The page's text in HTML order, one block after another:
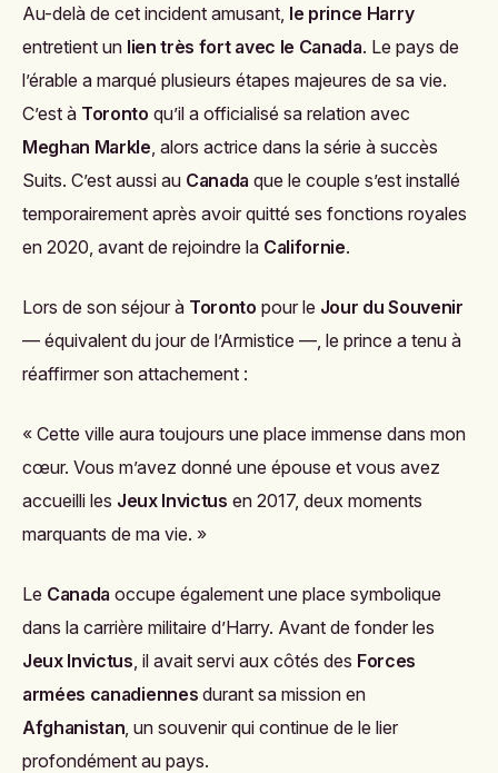
Au-delà de cet incident amusant, le prince Harry
entretient un lien très fort avec le Canada. Le pays de
l’érable a marqué plusieurs étapes majeures de sa vie.
C’est à Toronto qu’il a officialisé sa relation avec
Meghan Markle , alors actrice dans la série à succès
Suits. C’est aussi au Canada que le couple s’est installé
temporairement après avoir quitté ses fonctions royales
en 2020, avant de rejoindre la Californie.
Lors de son séjour à Toronto pour le Jour du Souvenir
— équivalent du jour de l’Armistice —, le prince a tenu à
réaffirmer son attachement :
« Cette ville aura toujours une place immense dans mon
cœur. Vous m’avez donné une épouse et vous avez
accueilli les Jeux Invictus en 2017, deux moments
marquants de ma vie. »
Le Canada occupe également une place symbolique
dans la carrière militaire d’Harry. Avant de fonder les
Jeux Invictus , il avait servi aux côtés des Forces
armées canadiennes durant sa mission en
Afghanistan , un souvenir qui continue de le lier
profondément au pays.